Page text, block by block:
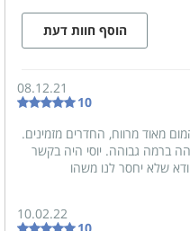
משפחות
ציבור דתי
קבוצות
הוסף חוות דעת
08.12.21
10
המום מאוד מרווח, החדרים מזמינים.
ברמה גבוהה. יוסי היה בקשר
שלא יחסר לנו משהו
10.02.22